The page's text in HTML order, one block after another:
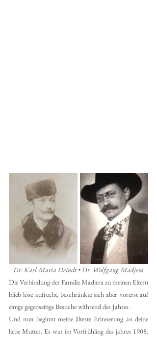
Dr. Karl Maria Heindt • Dr. Wolfgang Madjera
Die Verbindung der Familie Madjera zu meinen Eltern
blieb lose aufrecht, beschränkte sich aber vorerst auf
einige gegenseitige Besuche während des Jahres.
Und nun beginnt meine älteste Erinnerung an deine
liebe Mutter. Es war im Vorfrühling des jahres 1908.